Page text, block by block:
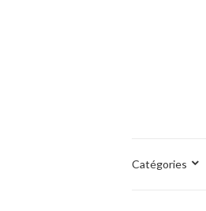
Catégories